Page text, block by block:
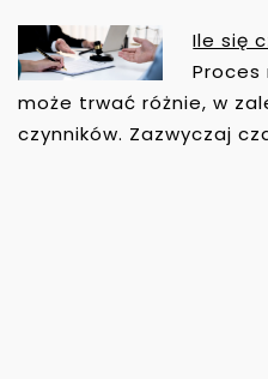
Ile się
Proces
może trwać różnie, w
czynników. Zazwyczaj